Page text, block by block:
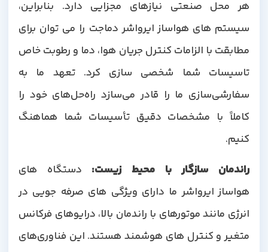
هر محل صنعتی نیازهای مجزایی دارد. بنابراین،
سیستم های هواساز ایرواشر دماجت را می توان برای
مطابقت با الزامات کنترل جریان هوا، دما و رطوبت خاص
تاسیسات شما شخصی سازی کرد. تعهد ما به
سفارشی‌سازی ما را قادر می‌سازد راه‌حل‌های خود را
کاملاً با مشخصات دقیق تأسیسات شما هماهنگ
کنیم.
راندمان سازگار با محیط زیست: دستگاه های
هواساز ایرواشر ما دارای ویژگی های صرفه جویی در
انرژی مانند موتورهای با راندمان بالا، درایوهای فرکانس
متغیر و کنترل های هوشمند هستند. این فناوری‌های